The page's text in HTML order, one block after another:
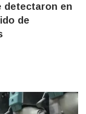
detectaron en
de